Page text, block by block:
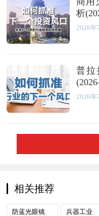
析
2026年
普拉
2026年
相关推荐
防蓝光眼镜 兵器工业